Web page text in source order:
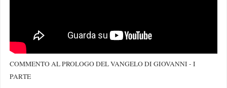
COMMENTO AL PROLOGO DEL VANGELO DI GIOVANNI - I
PARTE